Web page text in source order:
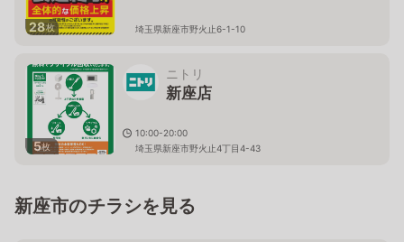
28枚 埼玉県新座市野火止6-1-10
5枚
ニトリ
新座店
10:00-20:00
埼玉県新座市野火止4丁目4-43
新座市のチラシを見る